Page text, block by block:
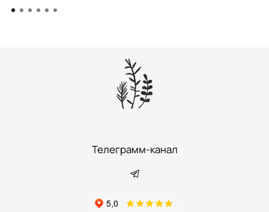
Телеграмм-канал